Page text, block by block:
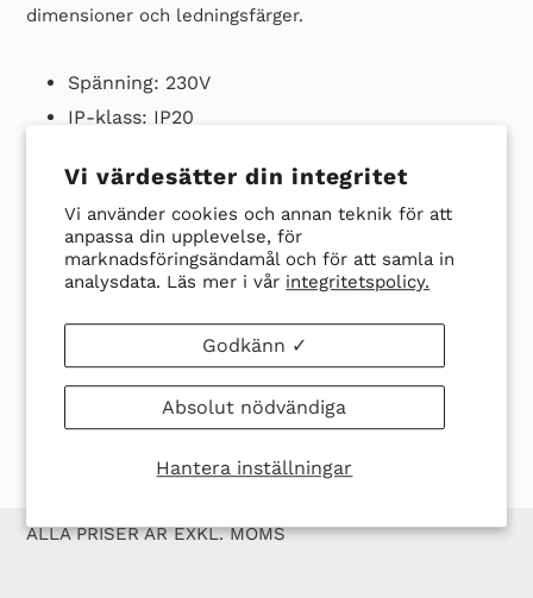
Vi värdesätter din integritet
Vi använder cookies och annan teknik för att
anpassa din upplevelse, för
marknadsföringsändamål och för att samla in
analysdata. Läs mer i vår integritetspolicy.
Hantera inställningar
Godkänn ✓
Absolut nödvändiga
dimensioner och ledningsfärger.
Spänning: 230V
IP-klass: IP20
Ladda ner datablad här
FACEBOOK
TWITTRA TWITTRA
TWITTER
ALLA PRISER ÄR EXKL. MOMS